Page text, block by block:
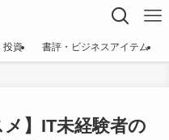
投資 書評・ビジネスアイテム
メ】IT未経験者の